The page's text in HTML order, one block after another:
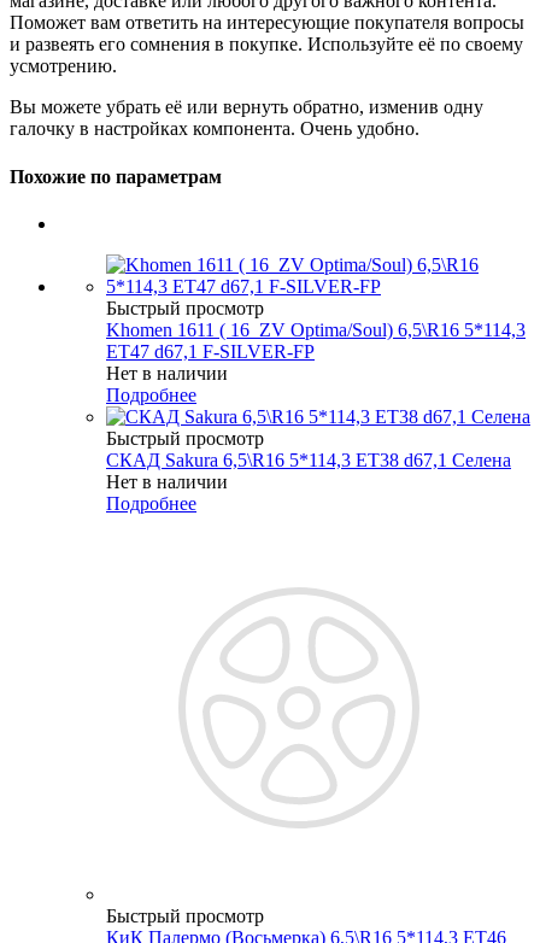
Поможет вам ответить на интересующие покупателя вопросы
и развеять его сомнения в покупке. Используйте её по своему
усмотрению.
Вы можете убрать её или вернуть обратно, изменив одну
галочку в настройках компонента. Очень удобно.
Похожие по параметрам
Быстрый просмотр
Khomen 1611 ( 16_ZV Optima/Soul) 6,5\R16 5*114,3
ET47 d67,1 F-SILVER-FP
Нет в наличии
Подробнее
Быстрый просмотр
СКАД Sakura 6,5\R16 5*114,3 ET38 d67,1 Селена
Нет в наличии
Подробнее
Быстрый просмотр
КиК Палермо (Восьмерка) 6,5\R16 5*114,3 ET46